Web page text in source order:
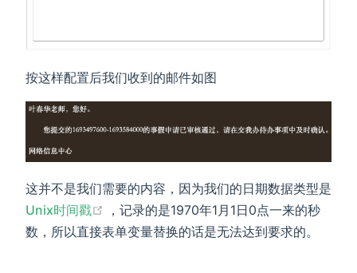
按这样配置后我们收到的邮件如图
这并不是我们需要的内容，因为我们的日期数据类型是
Unix时间戳
(opens new window)
，记录的是1970年1月1日0点一来的秒
数，所以直接表单变量替换的话是无法达到要求的。